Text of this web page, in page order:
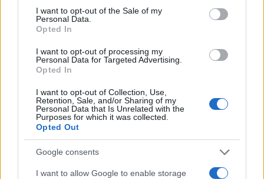
I want to opt-out of the Sale of my
Personal Data.
Opted In
I want to opt-out of processing my
Personal Data for Targeted Advertising.
Opted In
I want to opt-out of Collection, Use,
Retention, Sale, and/or Sharing of my
Personal Data that Is Unrelated with the
Purposes for which it was collected.
Opted Out
Google consents
I want to allow Google to enable storage
u BiH ima neke svoje interese
"Napad na Ustavni sud, napad je na Dejtonski
sporazum. Ali vidi se da Rusija ima neke svoje
interese i to je tako", dodao je Inzko.
Visoki predstavnik nije htio odgovoriti ni na pitanje
o Miloradu Dodiku tako da se ne zna hoće li
predsjednik RS-a biti sankcionisan. Umjesto toga
Inzko je rekao kako ne dozvoljava razgovor o ratu,
jer njega jednostavno neće biti.
"Apeliram na sve Srbe koji su iz RS-a pobjegli u